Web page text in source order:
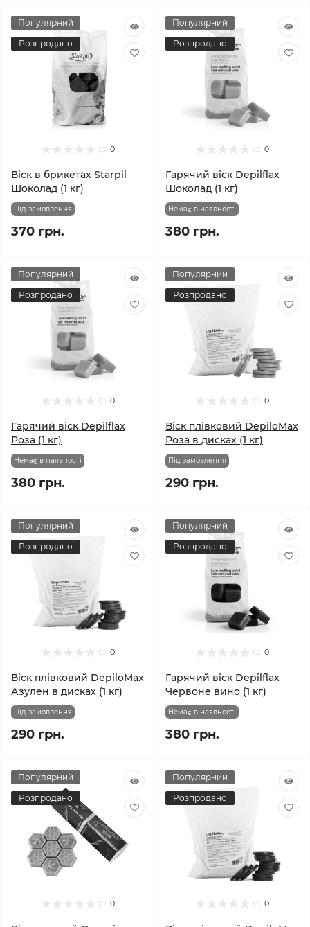
Популярний
Розпродано
0
Віск в брикетах Starpil
Шоколад (1 кг)
Під замовлення
370 грн.
Популярний
Розпродано
0
Гарячий віск Depilflax
Шоколад (1 кг)
Немає в наявності
380 грн.
Популярний
Розпродано
0
Гарячий віск Depilflax
Роза (1 кг)
Немає в наявності
380 грн.
Популярний
Розпродано
0
Віск плівковий DepiloMax
Роза в дисках (1 кг)
Під замовлення
290 грн.
Популярний
Розпродано
0
Віск плівковий DepiloMax
Азулен в дисках (1 кг)
Під замовлення
290 грн.
Популярний
Розпродано
0
Гарячий віск Depilflax
Червоне вино (1 кг)
Немає в наявності
380 грн.
Популярний
Розпродано
0
Популярний
Розпродано
0